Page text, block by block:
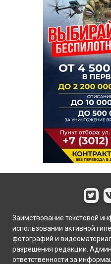
Заимствование текстовой
использовании активной
фотографий и
разрешения редакции.
ответственности за